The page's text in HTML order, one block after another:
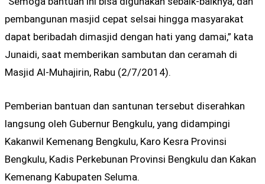
pembangunan masjid cepat selsai hingga masyarakat
dapat beribadah dimasjid dengan hati yang damai,” kata
Junaidi, saat memberikan sambutan dan ceramah di
Masjid Al-Muhajirin, Rabu (2/7/2014).
Pemberian bantuan dan santunan tersebut diserahkan
langsung oleh Gubernur Bengkulu, yang didampingi
Kakanwil Kemenang Bengkulu, Karo Kesra Provinsi
Bengkulu, Kadis Perkebunan Provinsi Bengkulu dan Kakan
Kemenang Kabupaten Seluma.